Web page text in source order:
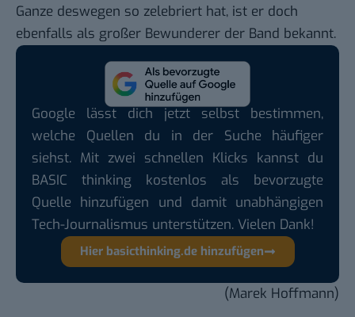
Ganze deswegen so zelebriert hat, ist er doch
ebenfalls als großer Bewunderer der Band bekannt.
Google lässt dich jetzt selbst bestimmen,
welche Quellen du in der Suche häufiger
siehst. Mit zwei schnellen Klicks kannst du
BASIC thinking kostenlos als bevorzugte
Quelle hinzufügen und damit unabhängigen
Tech-Journalismus unterstützen. Vielen Dank!
Hier basicthinking.de hinzufügen
(Marek Hoffmann)